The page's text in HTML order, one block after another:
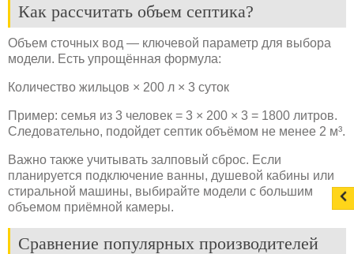
Как рассчитать объем септика?
Объем сточных вод — ключевой параметр для выбора
модели. Есть упрощённая формула:
Количество жильцов × 200 л × 3 суток
Пример: семья из 3 человек = 3 × 200 × 3 = 1800 литров.
Следовательно, подойдет септик объёмом не менее 2 м³.
Важно также учитывать залповый сброс. Если
планируется подключение ванны, душевой кабины или
стиральной машины, выбирайте модели с большим
объемом приёмной камеры.
Сравнение популярных производителей